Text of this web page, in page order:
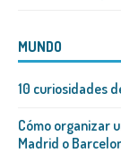
MUNDO
10 curiosidades
Cómo organizar
Madrid o